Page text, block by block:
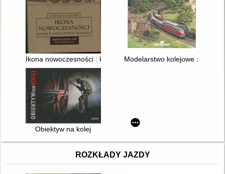
Ikona nowoczesności : kolej w literaturze polskiej
Modelarstwo kolejowe :
Obiektyw na kolej
ROZKŁADY JAZDY